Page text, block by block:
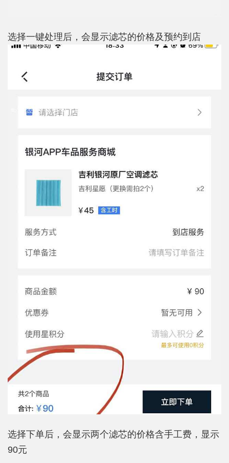
选择一键处理后，会显示滤芯的价格及预约到店
选择下单后，会显示两个滤芯的价格含手工费，显示
90元